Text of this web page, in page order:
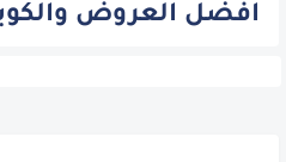
افضل العروض